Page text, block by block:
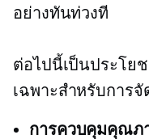
อย่างทันท่วงที
ต่อไปนี้เป็นประโย
เฉพาะสำหรับการ
การควบคุมคุณภ